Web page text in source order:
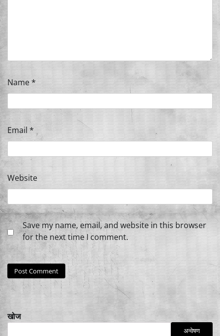
Name*
Email *
Website
Save my name, email, and website in this browser
for the next time I comment.
खोज
अन्वेषण